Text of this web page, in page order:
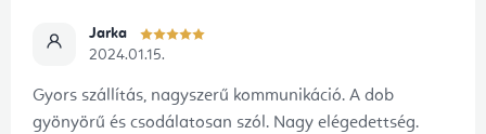
Jarka
2024.01.15.
Gyors szállítás, nagyszerű kommunikáció. A dob
gyönyörű és csodálatosan szól. Nagy elégedettség.